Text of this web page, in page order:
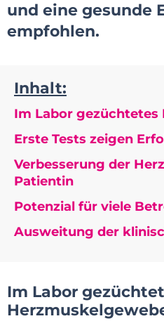
und eine gesunde
empfohlen.
Inhalt:
Im Labor
Erste Tests zeigen
Verbesserung der
Patientin
Potenzial für viele
Ausweitung der
Im Labor